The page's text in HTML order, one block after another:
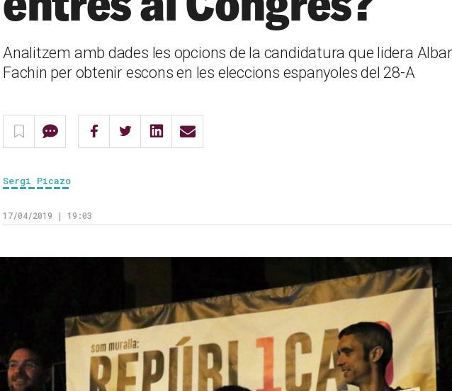
Analitzem amb dades les opcions de la candidatura que lidera
Fachin per obtenir escons en les eleccions espanyoles del 28-A
Sergi Picazo
17/04/2019 | 19:03